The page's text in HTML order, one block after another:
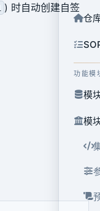
仓
功能模
模
模
) 时自动创建自签